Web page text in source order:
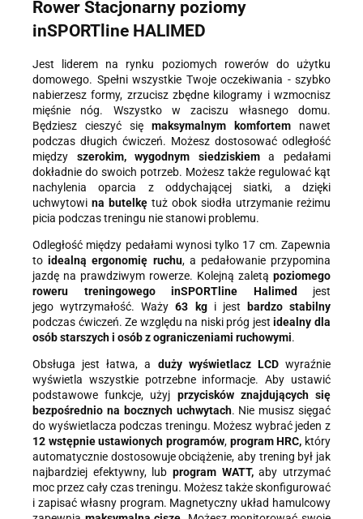
Dane będą przechowywane do czasu udzielenia odpowiedzi na
zapytanie lub cofnięcia zgody. Osobie, której dane dotyczą,
przysługuje prawo dostępu do swoich danych, ich sprostowania,
przetwarzania, a także prawo wniesienia skargi do Prezesa
Urzędu Ochrony Danych Osobowych.
Rower Stacjonarny poziomy
inSPORTline HALIMED
Jest liderem na rynku poziomych rowerów do użytku
domowego. Spełni wszystkie Twoje oczekiwania - szybko
nabierzesz formy, zrzucisz zbędne kilogramy i wzmocnisz
mięśnie nóg. Wszystko w zaciszu własnego domu.
Będziesz cieszyć się maksymalnym komfortem nawet
podczas długich ćwiczeń. Możesz dostosować odległość
między szerokim, wygodnym siedziskiema pedałami
dokładnie do swoich potrzeb. Możesz także regulować kąt
nachylenia oparcia z oddychającej siatki, a dzięki
uchwytowi na butelkę tuż obok siodła utrzymanie reżimu
picia podczas treningu nie stanowi problemu.
Odległość między pedałami wynosi tylko 17 cm. Zapewnia
toidealną ergonomię ruchu, a pedałowanie przypomina
jazdę na prawdziwym rowerze. Kolejną zaletą poziomego
roweru treningowego inSPORTline Halimed jest
jego wytrzymałość. Waży63 kgi jest
bardzo stabilny
podczas ćwiczeń. Ze względu na niski próg jestidealny dla
osób starszych i osób z ograniczeniami ruchowymi.
Obsługa jest łatwa, a duży wyświetlacz LCDwyraźnie
wyświetla wszystkie potrzebne informacje. Aby ustawić
podstawowe funkcje, użyj przycisków znajdujących się
bezpośrednio na bocznych uchwytach. Nie musisz sięgać
do wyświetlacza podczas treningu. Możesz wybrać jeden z
12 wstępnie ustawionych programów, program HRC, który
automatycznie dostosowuje obciążenie, aby trening był jak
najbardziej efektywny, lub program WATT,aby utrzymać
moc przez cały czas treningu. Możesz także skonfigurować
i zapisać własny program. Magnetyczny układ hamulcowy